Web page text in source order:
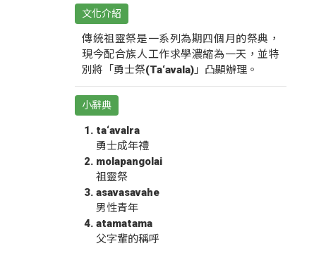
文化介紹
傳統祖靈祭是一系列為期四個月的祭典，
現今配合族人工作求學濃縮為一天，並特
別將「勇士祭(Ta‘avala)」凸顯辦理。
小辭典
ta‘avalra
勇士成年禮
molapangolai
祖靈祭
asavasavahe
男性青年
atamatama
父字輩的稱呼